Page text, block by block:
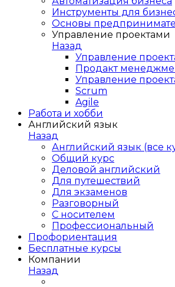
Инструменты для
Основы
Управление проектами
Назад
Управление
Продакт
Управление
Scrum
Agile
Работа и хобби
Английский язык
Назад
Английский язык (все
Общий курс
Деловой английский
Для путешествий
Для экзаменов
Разговорный
С носителем
Профессиональный
Профориентация
Бесплатные курсы
Компании
Назад